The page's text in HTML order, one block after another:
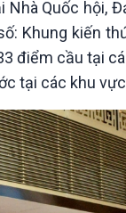
nổi tiếng
Thể thao
Quốc hội,
Khung kiến
điểm cầu tại
tại các khu